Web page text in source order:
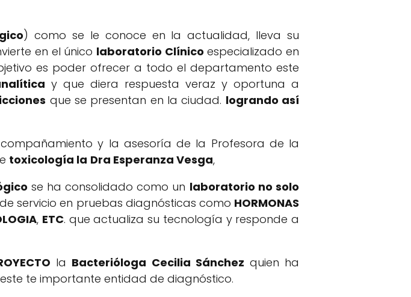
) como se le conoce en la actualidad, lleva su
en el único laboratorio Clínico especializado en
es poder ofrecer a todo el departamento este
y que diera respuesta veraz y oportuna a
que se presentan en la ciudad. logrando así
y la asesoría de la Profesora de la
toxicología la Dra Esperanza Vesga,
se ha consolidado como un laboratorio no solo
servicio en pruebas diagnósticas como HORMONAS
, ETC. que actualiza su tecnología y responde a
la Bacterióloga Cecilia Sánchez quien ha
te importante entidad de diagnóstico.